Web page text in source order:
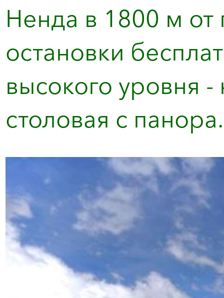
Ненда в 1800 м от
остановки
высокого уровня
столовая с